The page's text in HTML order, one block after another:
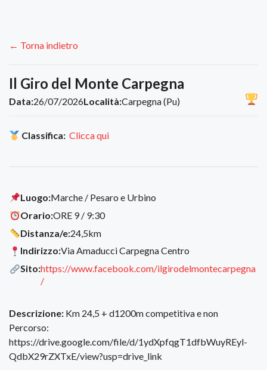
← Torna indietro
Il Giro del Monte Carpegna
Data:26/07/2026Località:Carpegna (Pu)
Classifica: Clicca qui
Luogo:Marche / Pesaro e Urbino
Orario:ORE 9 / 9:30
Distanza/e:24,5km
Indirizzo:Via Amaducci Carpegna Centro
Sito:https://www.facebook.com/ilgirodelmontecarpegna
/
Descrizione: Km 24,5 + d1200m competitiva e non
Percorso:
https://drive.google.com/file/d/1ydXpfqgT1dfbWuyREyl-
QdbX29rZXTxE/view?usp=drive_link